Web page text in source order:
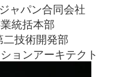
ャパン合同会社
統括本部
技術開発部
ョンアーキテクト